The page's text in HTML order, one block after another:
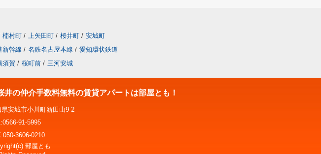
楠村町 / 上矢田町 / 桜井町 / 安城町
新幹線 / 名鉄名古屋本線 / 愛知環状鉄道
須賀 / 桜町前 / 三河安城
井の仲介手数料無料の賃貸アパートは部屋とも！
県安城市小川町新田山9-2
91-5995
3606-0210
部屋とも